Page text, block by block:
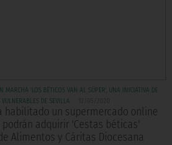
MARCHA 'LOS BÉTICOS VAN AL SÚPER', UNA INICIATIVA DE
DE SEVILLA
habilitado un supermercado online
adquirir 'Cestas béticas'
Alimentos y Cáritas Diocesana